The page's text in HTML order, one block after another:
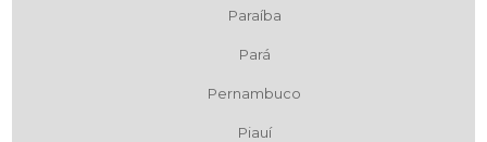
Paraíba
Pará
Pernambuco
Piauí